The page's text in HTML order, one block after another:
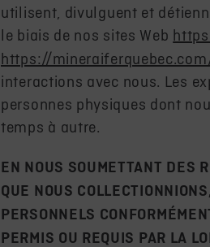
utilisent, divulguent et
le biais de nos sites Web
https://
interactions avec nous. Les
personnes physiques dont
temps à autre.
EN NOUS SOUMETTANT DES
QUE NOUS
PERSONNELS
PERMIS OU REQUIS PAR LA